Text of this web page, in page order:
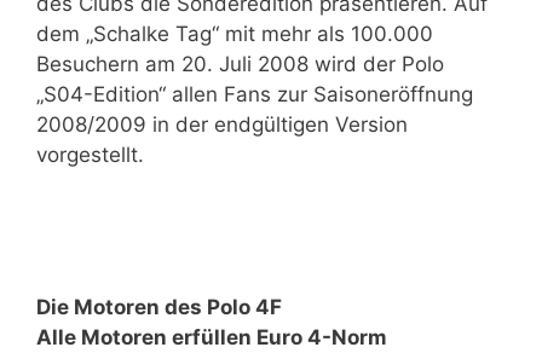
dem „Schalke Tag“ mit mehr als 100.000
Besuchern am 20. Juli 2008 wird der Polo
„S04-Edition“ allen Fans zur Saisoneröffnung
2008/2009 in der endgültigen Version
vorgestellt.
Die Motoren des Polo 4F
Alle Motoren erfüllen Euro 4-Norm